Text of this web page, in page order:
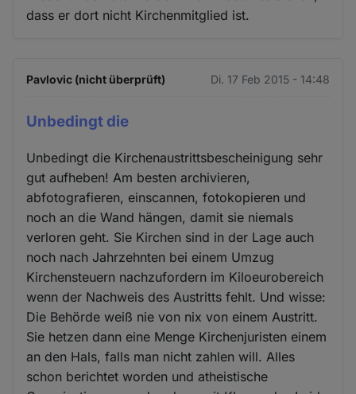
dass er dort nicht Kirchenmitglied ist.
Pavlovic (nicht überprüft) Di. 17 Feb 2015 - 14:48
Unbedingt die
Unbedingt die Kirchenaustrittsbescheinigung sehr
gut aufheben! Am besten archivieren,
abfotografieren, einscannen, fotokopieren und
noch an die Wand hängen, damit sie niemals
verloren geht. Sie Kirchen sind in der Lage auch
noch nach Jahrzehnten bei einem Umzug
Kirchensteuern nachzufordern im Kiloeurobereich
wenn der Nachweis des Austritts fehlt. Und wisse:
Die Behörde weiß nie von nix von einem Austritt.
Sie hetzen dann eine Menge Kirchenjuristen einem
an den Hals, falls man nicht zahlen will. Alles
schon berichtet worden und atheistische